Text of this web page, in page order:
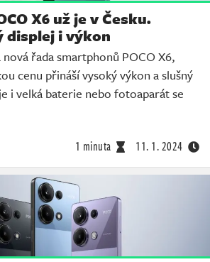
X6 už je v Česku.
displej i výkon
nová řada smartphonů POCO X6,
cenu přináší vysoký výkon a slušný
i velká baterie nebo fotoaparát se
1 minuta 11. 1. 2024